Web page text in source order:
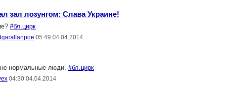
зал лозунгом: Слава Украине!
#бл.цирк
05:49 04.04.2014
нормальные люди. #бл.цирк
04:30 04.04.2014